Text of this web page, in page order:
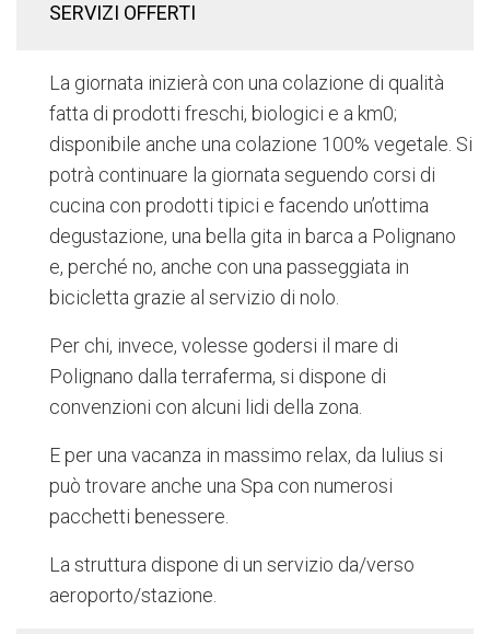
SERVIZI OFFERTI
La giornata inizierà con una colazione di qualità
fatta di prodotti freschi, biologici e a km0;
disponibile anche una colazione 100% vegetale. Si
potrà continuare la giornata seguendo corsi di
cucina con prodotti tipici e facendo un’ottima
degustazione, una bella gita in barca a Polignano
e, perché no, anche con una passeggiata in
bicicletta grazie al servizio di nolo.
Per chi, invece, volesse godersi il mare di
Polignano dalla terraferma, si dispone di
convenzioni con alcuni lidi della zona.
E per una vacanza in massimo relax, da Iulius si
può trovare anche una Spa con numerosi
pacchetti benessere.
La struttura dispone di un servizio da/verso
aeroporto/stazione.